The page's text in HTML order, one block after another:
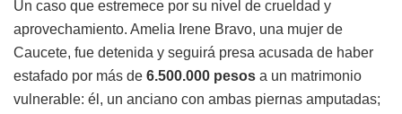
Un caso que estremece por su nivel de crueldad y
aprovechamiento. Amelia Irene Bravo, una mujer de
Caucete, fue detenida y seguirá presa acusada de haber
estafado por más de 6.500.000 pesos a un matrimonio
vulnerable: él, un anciano con ambas piernas amputadas;